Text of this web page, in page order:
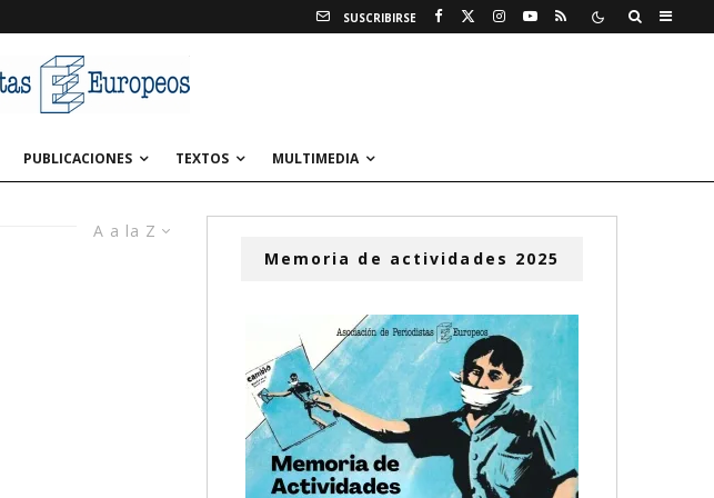
SUSCRIBIRSE
PUBLICACIONES TEXTOS MULTIMEDIA
A a la Z
Memoria de actividades 2025